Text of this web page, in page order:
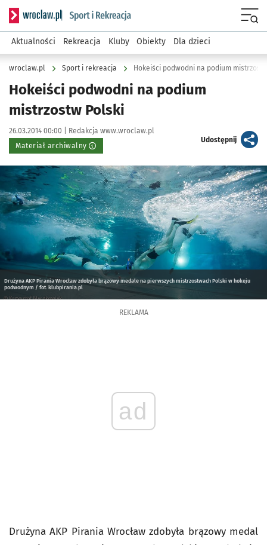
Serwis informacyjny wroclaw.pl podserwis: Sport i rekreacja
Aktualności Rekreacja Kluby Obiekty Dla dzieci
wroclaw.pl Sport i rekreacja Hokeiści podwodni na podium
Hokeiści podwodni na podium
mistrzostw Polski
Data publikacji:
26.03.2014 00:00 | Autor:
Redakcja www.wroclaw.pl
Materiał archiwalny
Udostępnijartykuł
Kliknij, aby powiększyć
Drużyna AKP Pirania Wrocław zdobyła brązowy medale na pierwszych mistrzostwach Polski w hokeju
podwodnym / fot. klubpirania.pl
REKLAMA
ad
Drużyna AKP Pirania Wrocław zdobyła brązowy medal